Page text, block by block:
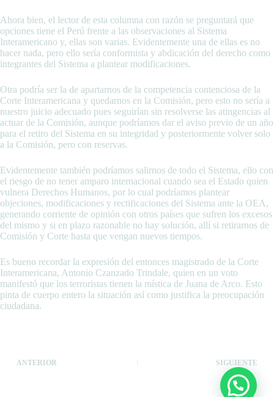
Ahora bien, el lector de esta columna con razón se preguntará que
opciones tiene el Perú frente a las observaciones al Sistema
Interamericano y, ellas son varias. Evidentemente una de ellas es no
hacer nada, pero ello sería conformista y abdicación del derecho como
integrantes del Sistema a plantear modificaciones.
Otra podría ser la de apartarnos de la competencia contenciosa de la
Corte Interamericana y quedarnos en la Comisión, pero esto no sería a
nuestro juicio adecuado pues seguirían sin resolverse las atingencias al
actuar de la Comisión, aunque podríamos dar el aviso previo de un año
para el retiro del Sistema en su integridad y posteriormente volver solo
a la Comisión, pero con reservas.
Evidentemente también podríamos salirnos de todo el Sistema, ello con
el riesgo de no tener amparo internacional cuando sea el Estado quien
vulnera Derechos Humanos, por lo cual podríamos plantear
objeciones, modificaciones y rectificaciones del Sistema ante la OEA,
generando corriente de opinión con otros países que sufren los excesos
del mismo y si en plazo razonable no hay solución, allí si retirarnos de
Comisión y Corte hasta que vengan nuevos tiempos.
Es bueno recordar la expresión del entonces magistrado de la Corte
Interamericana, Antonio Czanzado Trindale, quien en un voto
manifestó que los terroristas tienen la mística de Juana de Arco. Esto
pinta de cuerpo entero la situación así como justifica la preocupación
ciudadana.
ANTERIOR SIGUIENTE